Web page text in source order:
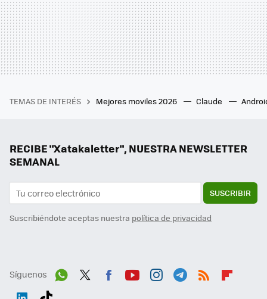
TEMAS DE INTERÉS Mejores moviles 2026 Claude
RECIBE "Xatakaletter", NUESTRA NEWSLETTER
SEMANAL
SUSCRIBIR
Suscribiéndote aceptas nuestra política de privacidad
Síguenos